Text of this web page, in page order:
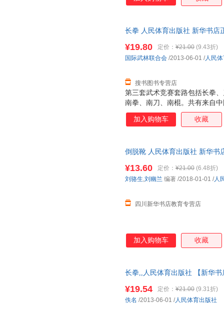
长拳 人民体育出版社 新华书店
第三套武术竞赛套路包括长拳
南拳、南刀、南棍。共有来自
地区的15名教练员、裁判员及
《长拳：第三套武术竞赛套路
路动作图解 四、长拳套路动作
¥19.80 定价： ¥21.00 (9.43折)
搜书图书专营店
国际武林联合会 /2013-06-01 /人民
加入购物车 收藏
倒脱靴 人民体育出版社 新华书
¥13.60 定价： ¥21.00 (6.48折)
四川新华书店教育专营店
刘骆生,刘幽兰 编著 /2018-01-01 /人
加入购物车 收藏
长拳,,人民体育出版社 【新华
¥19.54 定价： ¥21.00 (9.31折)
佚名 /2013-06-01 /人民体育出版社